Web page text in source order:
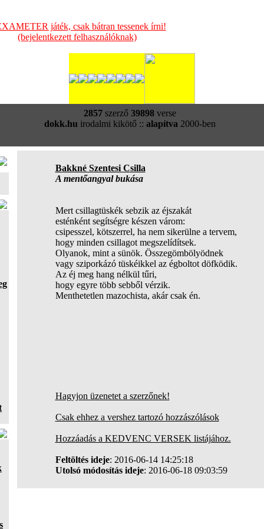
játék, csak bátran tessenek írni!
(bejelentkezett felhasználóknak)
2857szerző 39898verse
dokk.hu irodalmi kikötő :: alapítva 2000-ben
Bakkné Szentesi Csilla
A mentőangyal bukása
Mert csillagtüskék sebzik az éjszakát
esténként segítségre készen várom:
csipesszel, kötszerrel, ha nem sikerülne a tervem,
hogy minden csillagot megszelídítsek.
Olyanok, mint a sünök. Összegömbölyödnek
vagy sziporkázó tüskéikkel az égboltot döfködik.
Az éj meg hang nélkül tűri,
hogy egyre több sebből vérzik.
Menthetetlen mazochista, akár csak én.
Hagyjon üzenetet a szerzőnek!
Csak ehhez a vershez tartozó hozzászólások
Hozzáadás a KEDVENC VERSEK listájához.
Feltöltés ideje: 2016-06-14 14:25:18
Utolsó módosítás ideje: 2016-06-18 09:03:59